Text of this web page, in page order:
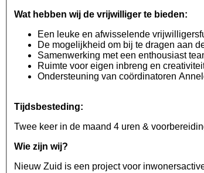
Wat hebben wij de vrijwilliger te bieden:
Een leuke en afwisselende
De mogelijkheid om bij te dragen aan
Samenwerking met een enthousiast
Ruimte voor eigen inbreng en
Ondersteuning van coördinatoren
Tijdsbesteding:
Twee keer in de maand 4 uren &
Wie zijn wij?
Nieuw Zuid is een project voor